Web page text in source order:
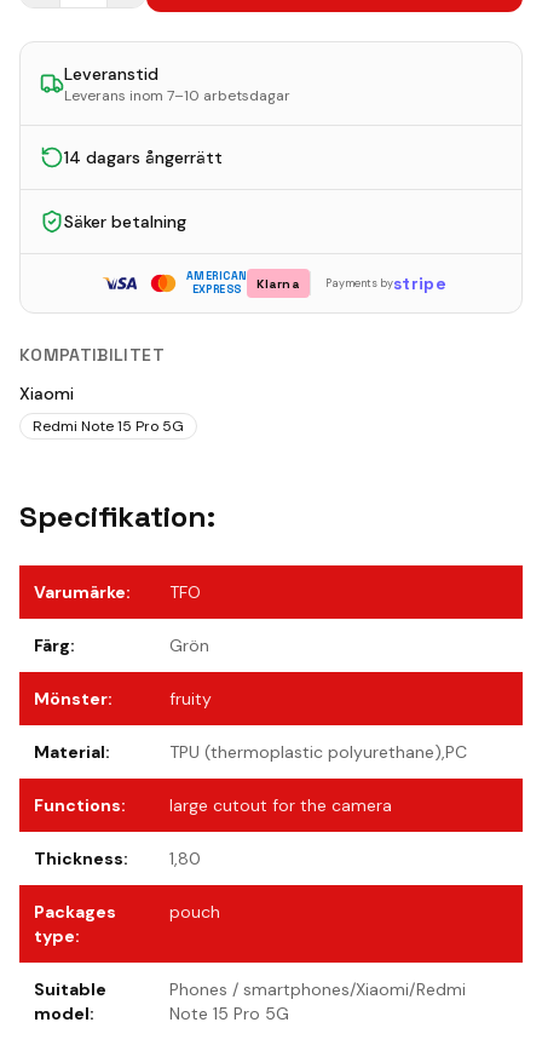
Leveranstid
Leverans inom 7–10 arbetsdagar
14 dagars ångerrätt
Säker betalning
AMERICAN
EXPRESS
Klarna Payments bystripe
KOMPATIBILITET
Xiaomi
Redmi Note 15 Pro 5G
Specifikation:
Varumärke: TFO
Färg: Grön
Mönster: fruity
Material: TPU (thermoplastic polyurethane),PC
Functions: large cutout for the camera
Thickness: 1,80
Packages
type:
pouch
Suitable
model:
Phones / smartphones/Xiaomi/Redmi
Note 15 Pro 5G